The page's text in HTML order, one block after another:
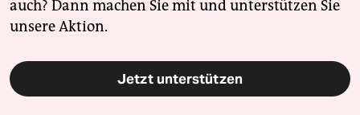
auch? Dann machen Sie mit und unterstützen Sie
unsere Aktion.
Jetzt unterstützen